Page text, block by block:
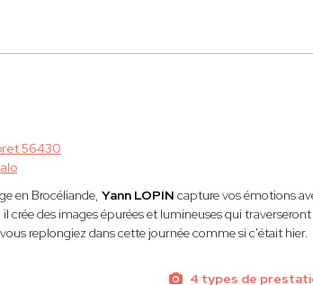
56430
en Brocéliande,Yann LOPINcapture vos émotions
il crée des images épurées et lumineuses qui
replongiez dans cette journée comme si c'était hier.
4 types de